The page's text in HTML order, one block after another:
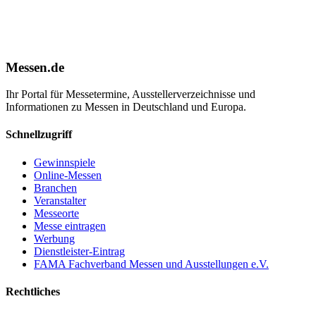
Messen.de
Ihr Portal für Messetermine, Ausstellerverzeichnisse und
Informationen zu Messen in Deutschland und Europa.
Schnellzugriff
Gewinnspiele
Online-Messen
Branchen
Veranstalter
Messeorte
Messe eintragen
Werbung
Dienstleister-Eintrag
FAMA Fachverband Messen und Ausstellungen e.V.
Rechtliches